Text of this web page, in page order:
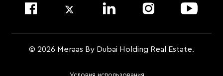
© 2026 Meraas By Dubai Holding Real Estate.
Условия использования